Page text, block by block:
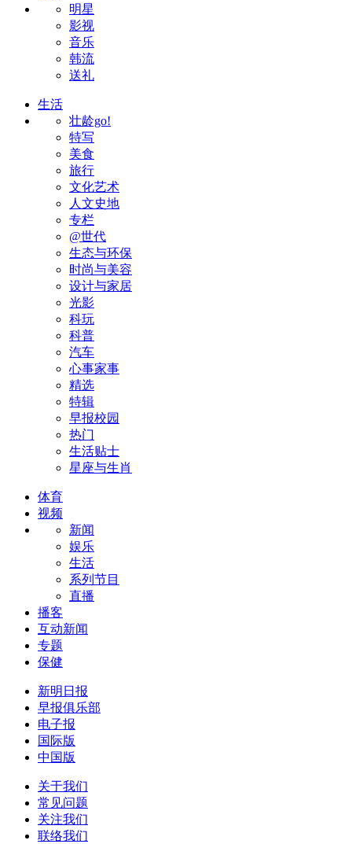
明星
影视
音乐
韩流
送礼
生活
壮龄go!
特写
美食
旅行
文化艺术
人文史地
专栏
@世代
生态与环保
时尚与美容
设计与家居
光影
科玩
科普
汽车
心事家事
精选
特辑
早报校园
热门
生活贴士
星座与生肖
体育
视频
新闻
娱乐
生活
系列节目
直播
播客
互动新闻
专题
保健
新明日报
早报俱乐部
电子报
国际版
中国版
关于我们
常见问题
关注我们
联络我们